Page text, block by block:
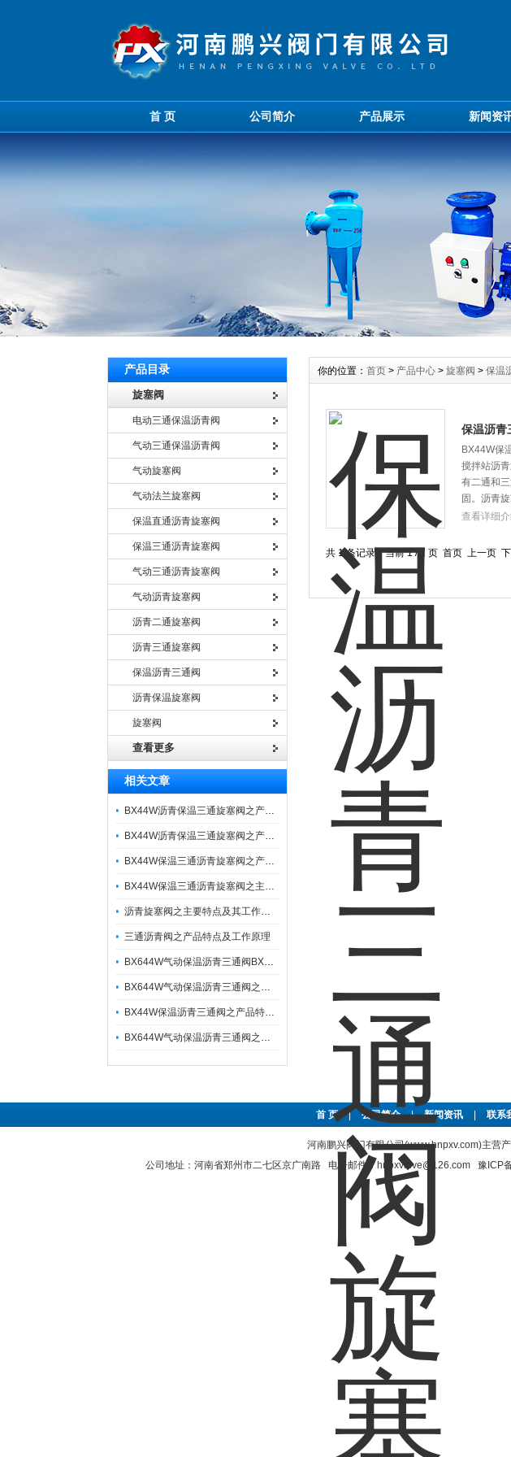
首 页 公司简介 产品展示 新闻资
产品目录
旋塞阀
电动三通保温沥青阀
气动三通保温沥青阀
气动旋塞阀
气动法兰旋塞阀
保温直通沥青旋塞阀
保温三通沥青旋塞阀
气动三通沥青旋塞阀
气动沥青旋塞阀
沥青二通旋塞阀
沥青三通旋塞阀
保温沥青三通阀
沥青保温旋塞阀
旋塞阀
查看更多
相关文章
BX44W沥青保温三通旋塞阀之产品特点参数
BX44W沥青保温三通旋塞阀之产品特性与原理
BX44W保温三通沥青旋塞阀之产品特点及工作原理
BX44W保温三通沥青旋塞阀之主要特点及工作原理
沥青旋塞阀之主要特点及其工作原理与技术参数
三通沥青阀之产品特点及工作原理
BX644W气动保温沥青三通阀BX643W之产品特点与参数
BX644W气动保温沥青三通阀之产品功能特点与应用
BX44W保温沥青三通阀之产品特点与工作原理应用分享
BX644W气动保温沥青三通阀之产品主要特点及工作原理
你的位置： 首页 > 产品中心 > 旋塞阀 > 保温
保温沥青
BX44W保
搅拌站沥
有二通和
固。沥青
查看详细
共 1 条记录，当前 1 / 1 页 首页 上一页
首 页 | 公司简介 | 新闻资讯 联系
河南鹏兴阀门有限公司(www.hnpxv.com)主营产
公司地址：河南省郑州市二七区京广南路 电子邮件：hnpxvalve@126.com 豫ICP